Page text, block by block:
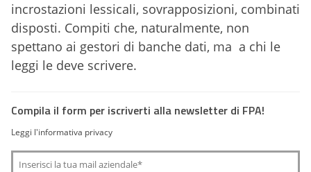
incrostazioni lessicali, sovrapposizioni, combinati
disposti. Compiti che, naturalmente, non
spettano ai gestori di banche dati, ma a chi le
leggi le deve scrivere.
Compila il form per iscriverti alla newsletter di FPA!
Leggi l'informativa privacy